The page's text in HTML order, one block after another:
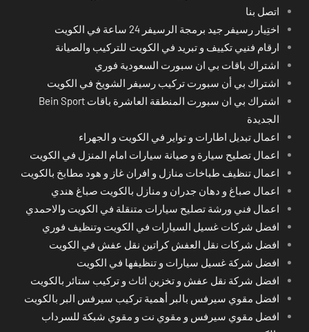
اتصل بنا
اختِيار رسيفر جيد برمجة الرسيفر 24 ساعة في الكويت
ارقام فنيي تكييف و تبريد في الكويت للتركيب والصيانة
اشتراك باقات بي ان سبورت السعودية فوري
اشتراك بي أن سبورت تركيب رسيفر الشويخ في الكويت
اشتراك بي ان سبورت المنطقة العاشرة باقات Bein Sport
الجديدة
اعمال تبديل اطارات و تواير في الكويت و الجهراء
اعمال تصليح سيارة و صيانة سيارات امام المنزل في الكويت
اعمال تنظيف طباخات منازل و افران غاز و هود مطابخ بالكويت
اعمال صباغ و دهان جدران و منازل بالكويت صباغ هندي
اعمال فني ورشة تصليح سيارات متنقلة في الكويت والاحمدي
افضل شركات غسيل السيارات في الكويت وتنظيف فوري
افضل شركات نقل العفش كراتين نقل عفش في الكويت
افضل شركة غسيل سيارات و تنظيفها في الكويت
افضل شركة نقل عفش و تخزين اثاث و تركيب ستائر بالكويت
افضل مقوي سيرفس بالبر أهمية تركيب سيرفس البر بالكويت
افضل مقوي سيرفس و مقوي نت و مقوي شبكة للسرداب